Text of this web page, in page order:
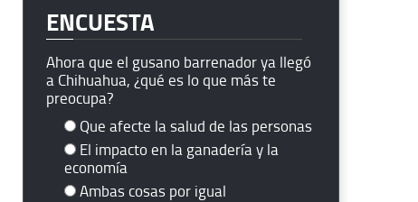
ENCUESTA
Ahora que el gusano barrenador ya llegó
a Chihuahua, ¿qué es lo que más te
preocupa?
Que afecte la salud de las personas
El impacto en la ganadería y la
economía
Ambas cosas por igual